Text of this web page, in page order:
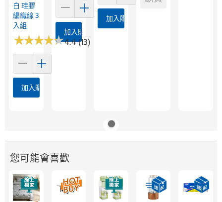
白 珪膠
編織線 3
入組
★★★★★
★★★★★4.4 (13)
加入購物車
加入購物車
加入購物車
您可能會喜歡